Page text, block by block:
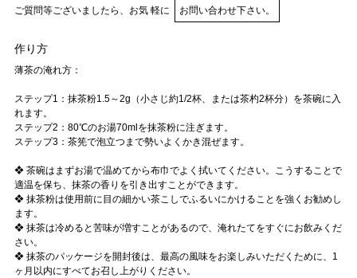
ご質問等ございましたら、お気 軽に お問い合わせ下さい。
作り方
薄茶の淹れ方：
ステップ1：抹茶粉1.5～2g（小さじ約1/2杯、または茶杓2杯分）を茶碗に入
れます。
ステップ2：80℃のお湯70mlを抹茶粉に注ぎます。
ステップ3：茶筅で泡立つまで勢いよくかき混ぜます。
❖ 茶碗はまずお湯で温めてから布巾でよく拭いてください。こうすることで
適温を保ち、抹茶の香りを引き出すことができます。
❖ 抹茶粉は使用前に目の細かい茶こしでふるいにかけることを強くお勧めし
ます。
❖ 抹茶は冷めると苦味が増すことがあるので、淹れたてをすぐにお飲みくだ
さい。
❖ 抹茶のパッケージを開封後は、最高の風味をお楽しみいただくために、1
ヶ月以内にすべてお召し上がりください。